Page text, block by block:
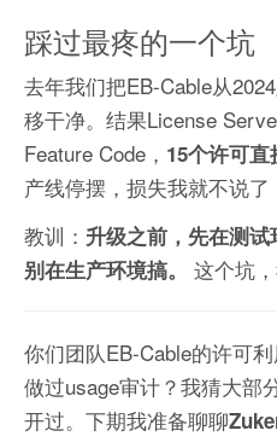
踩过最疼的一个坑
去年我们把EB-Cable从
移干净。结果License
Feature Code， 15个许可直
产线停摆，损失我就不说了
教训： 升级之前，先在测
别在生产环境搞。
这个坑，
你们团队EB-Cable的许可
做过usage审计？我猜大部
开过。下期我准备聊聊